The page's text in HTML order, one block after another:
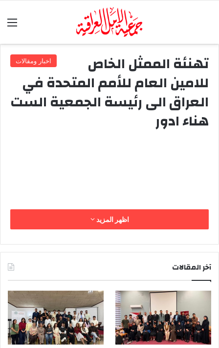
اخبار ومقالات تهنئة الممثل الخاص
للامين العام للأمم المتحدة في
العراق الى رئيسة الجمعية الست
هناء ادور
اظهر المزيد
آخر المقالات